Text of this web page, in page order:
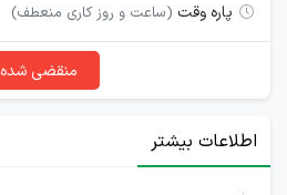
پاره وقت (ساعت و روز کاری منعطف)
منقضی شده
اطلاعات بیشتر